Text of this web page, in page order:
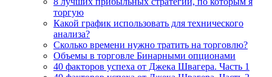
торгую
Какой график использовать для технического
анализа?
Сколько времени нужно тратить на торговлю?
Объемы в торговле Бинарными опционами
40 факторов успеха от Джека Швагера. Часть 1